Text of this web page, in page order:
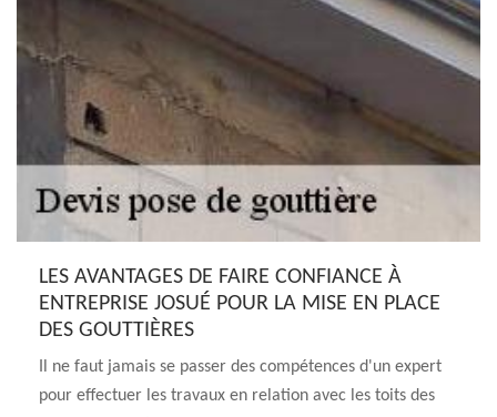
LES AVANTAGES DE FAIRE CONFIANCE À
ENTREPRISE JOSUÉ POUR LA MISE EN PLACE
DES GOUTTIÈRES
Il ne faut jamais se passer des compétences d'un expert
pour effectuer les travaux en relation avec les toits des